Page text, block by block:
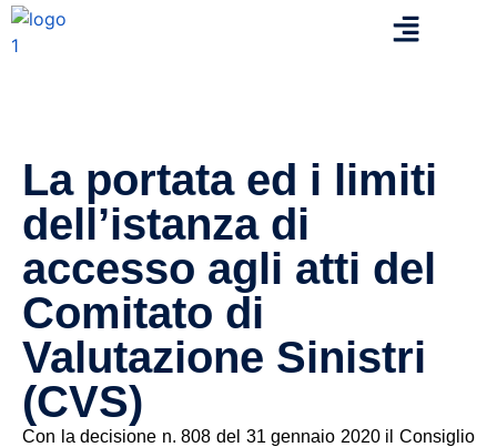
La portata ed i limiti
dell’istanza di
accesso agli atti del
Comitato di
Valutazione Sinistri
(CVS)
Con la decisione n. 808 del 31 gennaio 2020 il Consiglio